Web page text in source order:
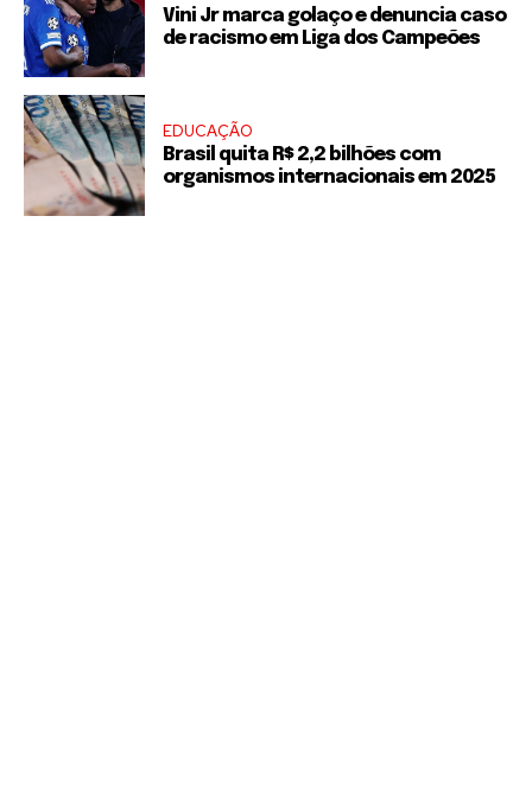
Vini Jr marca golaço e denuncia caso
de racismo em Liga dos Campeões
EDUCAÇÃO
Brasil quita R$ 2,2 bilhões com
organismos internacionais em 2025